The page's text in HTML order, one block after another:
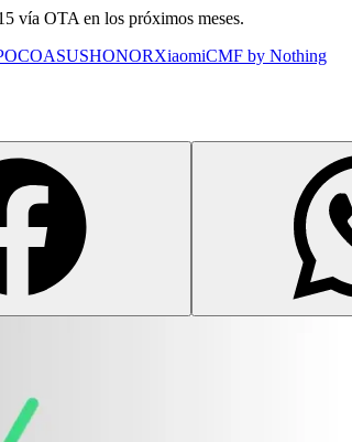
vía OTA en los próximos meses.
ASUSHONORXiaomiCMF by Nothing